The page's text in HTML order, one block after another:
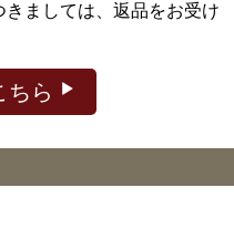
ましては、返品をお受け
ちら